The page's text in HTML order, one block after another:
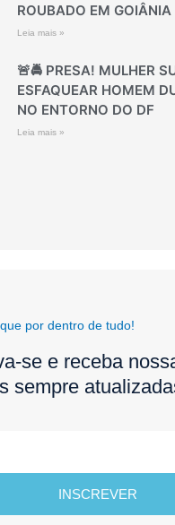
ROUBADO EM GOIÂNIA
Leia mais »
🚨🚔 PRESA! MULHER
ESFAQUEAR HOMEM
NO ENTORNO DO DF
Leia mais »
por dentro de tudo!
se e receba
sempre
INSCREVER